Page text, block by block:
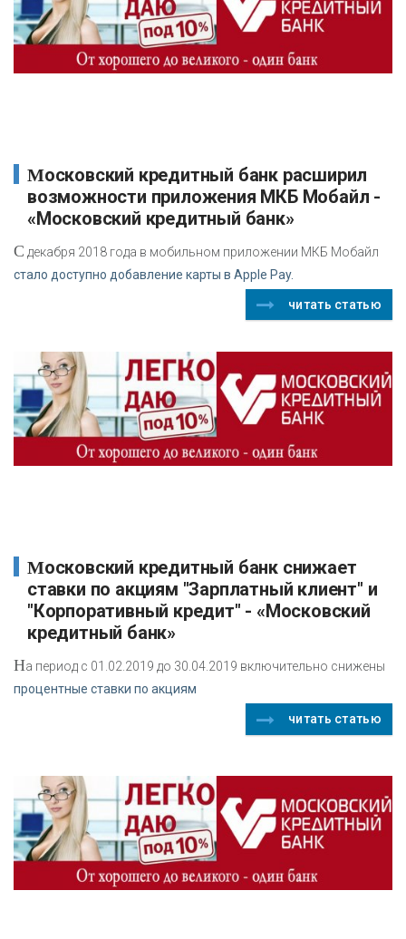
Московский кредитный банк расширил
возможности приложения МКБ Мобайл -
«Московский кредитный банк»
С декабря 2018 года в мобильном приложении МКБ Мобайл
стало доступно добавление карты в Apple Pay.
читать статью
Московский кредитный банк снижает
ставки по акциям "Зарплатный клиент" и
"Корпоративный кредит" - «Московский
кредитный банк»
На период с 01.02.2019 до 30.04.2019 включительно снижены
процентные ставки по акциям
читать статью